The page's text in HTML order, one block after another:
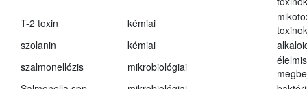
T-2 toxin
kémiai
toxinok
szolanin
kémiai
szalmonellózis
mikrobiológiai